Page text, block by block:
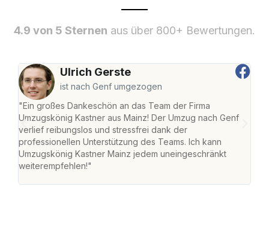
4.9 von 5 Sternen aus über 800+ Bewertungen.
Ulrich Gerste
ist nach Genf umgezogen
"Ein großes Dankeschön an das Team der Firma
Umzugskönig Kastner aus Mainz! Der Umzug nach Genf
verlief reibungslos und stressfrei dank der
professionellen Unterstützung des Teams. Ich kann
Umzugskönig Kastner Mainz jedem uneingeschränkt
weiterempfehlen!"